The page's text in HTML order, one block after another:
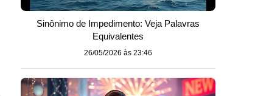
Sinônimo de Impedimento: Veja Palavras
Equivalentes
26/05/2026 às 23:46